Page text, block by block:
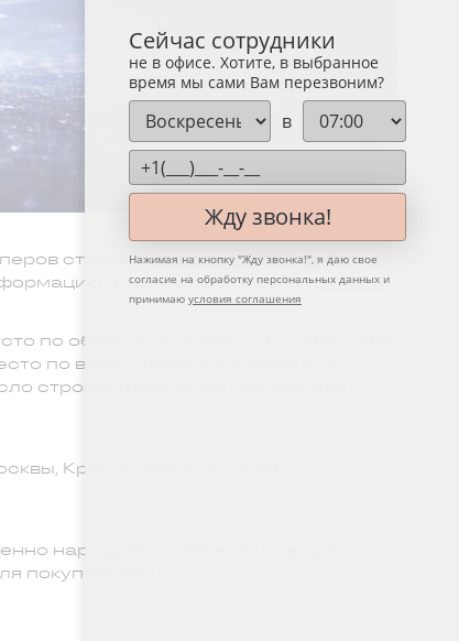
страны по итогам 2025 года.
опубликовал порталЕРЗ.РФ.
по объему текущего строительства,
по вводу объектов. Кроме того,
строящихся жилых комплексов
Краснодарского края и
наращивать объемы, повышать
покупателей.
Сейчас сотрудники
не в офисе. Хотите, в выбранное
время мы сами Вам перезвоним?
в
Жду звонка!
Нажимая на кнопку "Жду звонка!", я даю свое
согласие на обработку персональных данных и
принимаю условия соглашения